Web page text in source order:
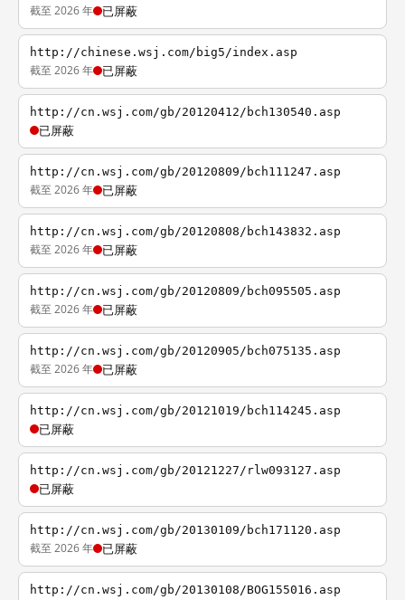
截至 2026 年 已屏蔽
http://chinese.wsj.com/big5/index.asp
截至 2026 年 已屏蔽
http://cn.wsj.com/gb/20120412/bch130540.asp
已屏蔽
http://cn.wsj.com/gb/20120809/bch111247.asp
截至 2026 年 已屏蔽
http://cn.wsj.com/gb/20120808/bch143832.asp
截至 2026 年 已屏蔽
http://cn.wsj.com/gb/20120809/bch095505.asp
截至 2026 年 已屏蔽
http://cn.wsj.com/gb/20120905/bch075135.asp
截至 2026 年 已屏蔽
http://cn.wsj.com/gb/20121019/bch114245.asp
已屏蔽
http://cn.wsj.com/gb/20121227/rlw093127.asp
已屏蔽
http://cn.wsj.com/gb/20130109/bch171120.asp
截至 2026 年 已屏蔽
http://cn.wsj.com/gb/20130108/BOG155016.asp